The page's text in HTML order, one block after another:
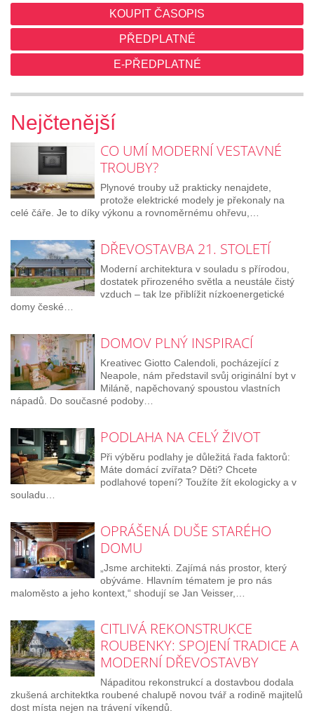
KOUPIT ČASOPIS
PŘEDPLATNÉ
E-PŘEDPLATNÉ
Nejčtenější
CO UMÍ MODERNÍ VESTAVNÉ
TROUBY?
Plynové trouby už prakticky nenajdete,
protože elektrické modely je překonaly na
celé čáře. Je to díky výkonu a rovnoměrnému ohřevu,…
DŘEVOSTAVBA 21. STOLETÍ
Moderní architektura v souladu s přírodou,
dostatek přirozeného světla a neustále čistý
vzduch – tak lze přiblížit nízkoenergetické
domy české…
DOMOV PLNÝ INSPIRACÍ
Kreativec Giotto Calendoli, pocházející z
Neapole, nám představil svůj originální byt v
Miláně, napěchovaný spoustou vlastních
nápadů. Do současné podoby…
PODLAHA NA CELÝ ŽIVOT
Při výběru podlahy je důležitá řada faktorů:
Máte domácí zvířata? Děti? Chcete
podlahové topení? Toužíte žít ekologicky a v
souladu…
OPRÁŠENÁ DUŠE STARÉHO
DOMU
„Jsme architekti. Zajímá nás prostor, který
obýváme. Hlavním tématem je pro nás
maloměsto a jeho kontext,“ shodují se Jan Veisser,…
CITLIVÁ REKONSTRUKCE
ROUBENKY: SPOJENÍ TRADICE A
MODERNÍ DŘEVOSTAVBY
Nápaditou rekonstrukcí a dostavbou dodala
zkušená architektka roubené chalupě novou tvář a rodině majitelů
dost místa nejen na trávení víkendů.